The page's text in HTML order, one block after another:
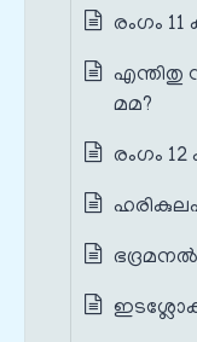
രംഗം
എന്തിതു
മമ?
രംഗം